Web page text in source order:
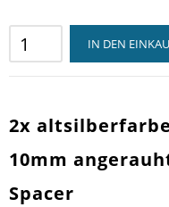
IN DEN
2x
10mm
Spacer